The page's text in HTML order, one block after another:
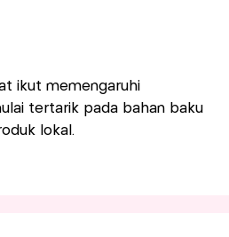
ikut memengaruhi
tertarik pada bahan baku
lokal.